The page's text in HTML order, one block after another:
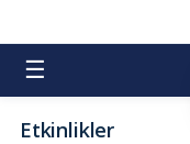
☰
Etkinlikler